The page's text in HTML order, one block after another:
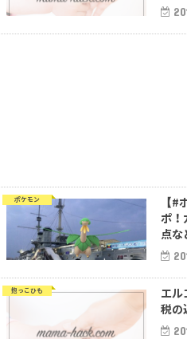
ポケモン
【
ポ！
点な
抱っこひも
エル
税の